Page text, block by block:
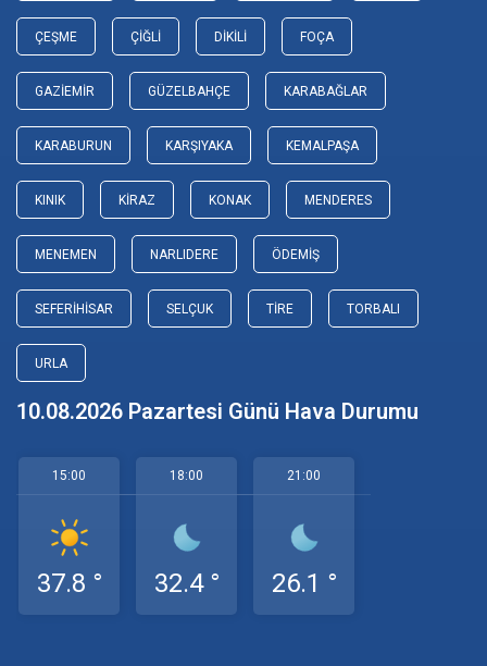
ÇEŞME ÇIĞLI DIKILI FOÇA
GAZIEMIR GÜZELBAHÇE KARABAĞLAR
KARABURUN KARŞIYAKA KEMALPAŞA
KINIK KIRAZ KONAK MENDERES
MENEMEN NARLIDERE ÖDEMIŞ
SEFERIHISAR SELÇUK TIRE TORBALI
URLA
10.08.2026 Pazartesi Günü Hava Durumu
15:00
37.8 °
18:00
32.4 °
21:00
26.1 °